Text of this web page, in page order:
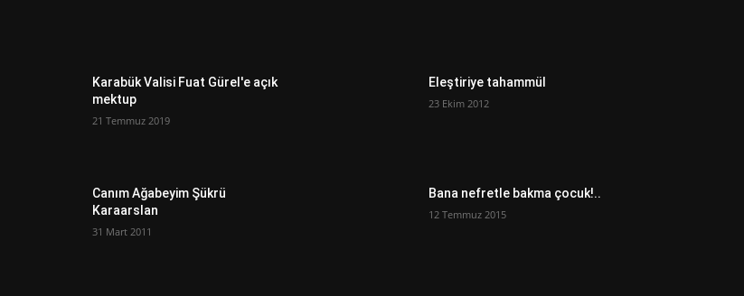
Karabük Valisi Fuat Gürel'e açık
mektup
21 Temmuz 2019
Canım Ağabeyim Şükrü
Karaarslan
31 Mart 2011
Eleştiriye tahammül
23 Ekim 2012
Bana nefretle bakma çocuk!..
12 Temmuz 2015